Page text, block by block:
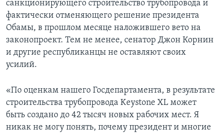
санкционирующего строительство трубопровода и
фактически отменяющего решение президента
Обамы, в прошлом месяце наложившего вето на
законопроект. Тем не менее, сенатор Джон Корнин
и другие республиканцы не оставляют своих
усилий.
«По оценкам нашего Госдепартамента, в результате
строительства трубопровода Keystone XL может
быть создано до 42 тысяч новых рабочих мест. Я
никак не могу понять, почему президент и многие